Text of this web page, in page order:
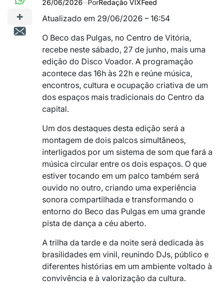
26/06/2026 PorRedação VIXFeed
Atualizado em 29/06/2026 – 16:54
O Beco das Pulgas, no Centro de Vitória,
recebe neste sábado, 27 de junho, mais uma
edição do Disco Voador. A programação
acontece das 16h às 22h e reúne música,
encontros, cultura e ocupação criativa de um
dos espaços mais tradicionais do Centro da
capital.
Um dos destaques desta edição será a
montagem de dois palcos simultâneos,
interligados por um sistema de som que fará a
música circular entre os dois espaços. O que
estiver tocando em um palco também será
ouvido no outro, criando uma experiência
sonora compartilhada e transformando o
entorno do Beco das Pulgas em uma grande
pista de dança a céu aberto.
A trilha da tarde e da noite será dedicada às
brasilidades em vinil, reunindo DJs, público e
diferentes histórias em um ambiente voltado à
convivência e à valorização da cultura.